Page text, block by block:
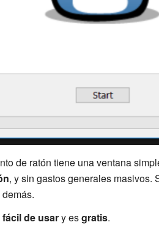
de ratón tiene una ventana
, y sin gastos generales masivos.
de usary esgratis.